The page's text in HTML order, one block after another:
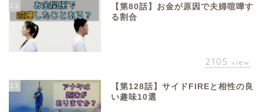
22
【第80話】お金が原因で夫婦喧嘩す
る割合
2105 view
23
【第128話】サイドFIREと相性の良
い趣味10選